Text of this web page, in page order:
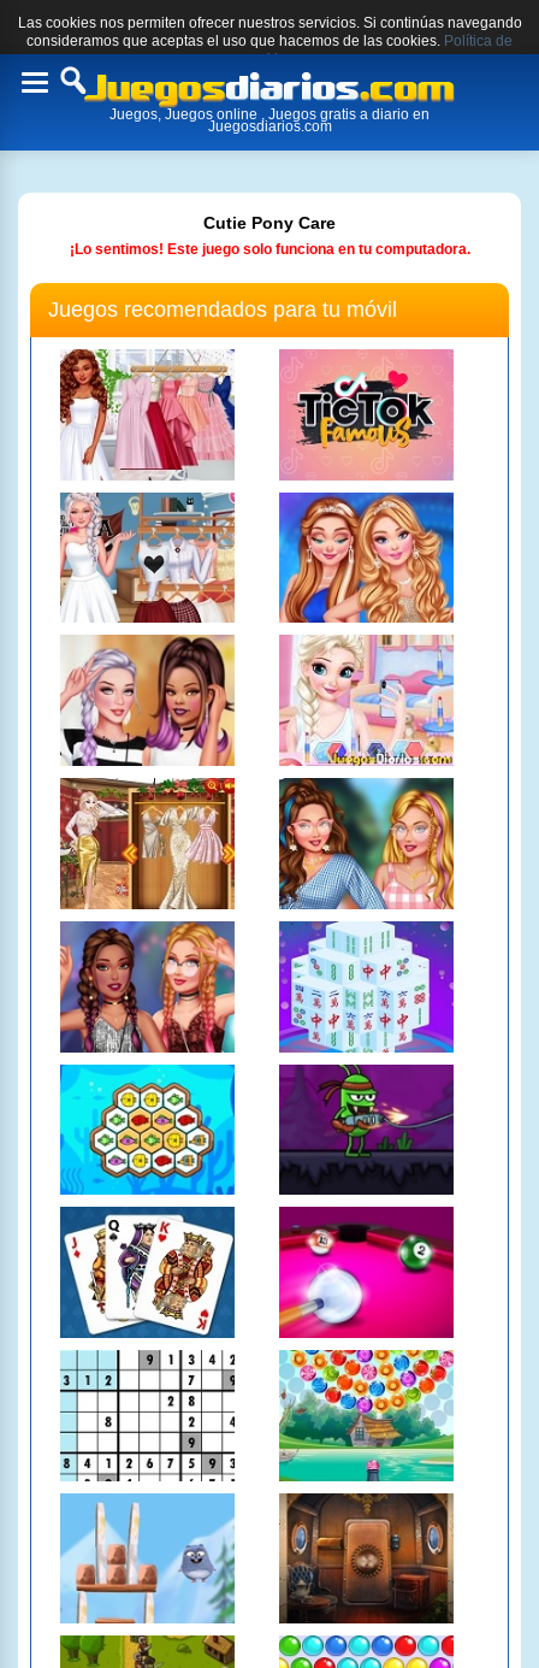
Las cookies nos permiten ofrecer nuestros servicios. Si continúas navegando
consideramos que aceptas el uso que hacemos de las cookies. Política de
cookies.
Toggle
Juegos, Juegos online , Juegos gratis a diario en
Juegosdiarios.com
Cutie Pony Care
¡Lo sentimos! Este juego solo funciona en tu computadora.
Juegos recomendados para tu móvil